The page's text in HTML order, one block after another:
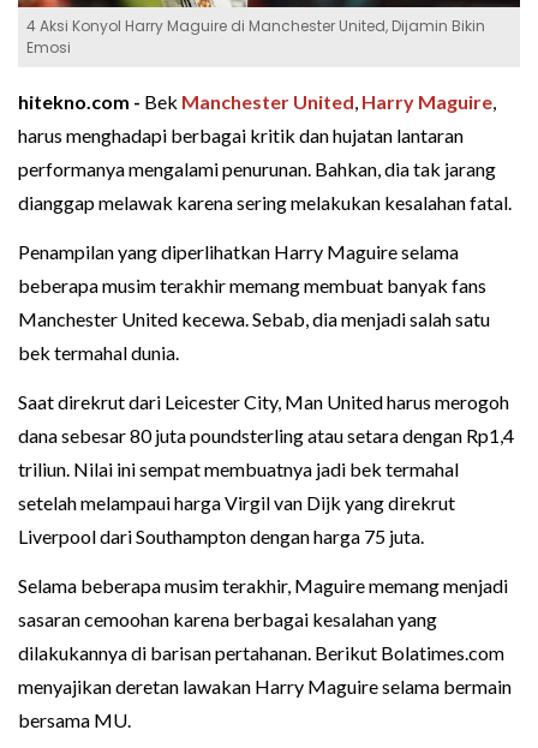
4 Aksi Konyol Harry Maguire di Manchester United, Dijamin Bikin
Emosi
hitekno.com - Bek Manchester United, Harry Maguire,
harus menghadapi berbagai kritik dan hujatan lantaran
performanya mengalami penurunan. Bahkan, dia tak jarang
dianggap melawak karena sering melakukan kesalahan fatal.
Penampilan yang diperlihatkan Harry Maguire selama
beberapa musim terakhir memang membuat banyak fans
Manchester United kecewa. Sebab, dia menjadi salah satu
bek termahal dunia.
Saat direkrut dari Leicester City, Man United harus merogoh
dana sebesar 80 juta poundsterling atau setara dengan Rp1,4
triliun. Nilai ini sempat membuatnya jadi bek termahal
setelah melampaui harga Virgil van Dijk yang direkrut
Liverpool dari Southampton dengan harga 75 juta.
Selama beberapa musim terakhir, Maguire memang menjadi
sasaran cemoohan karena berbagai kesalahan yang
dilakukannya di barisan pertahanan. Berikut Bolatimes.com
menyajikan deretan lawakan Harry Maguire selama bermain
bersama MU.